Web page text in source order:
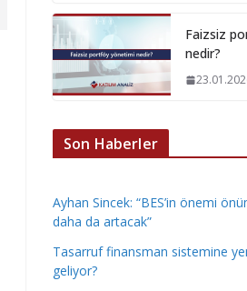
Faizsiz
nedir?
Son Haberler
Ayhan Sincek: “BES’in önemi
daha da artacak”
Tasarruf finansman sistemine
geliyor?